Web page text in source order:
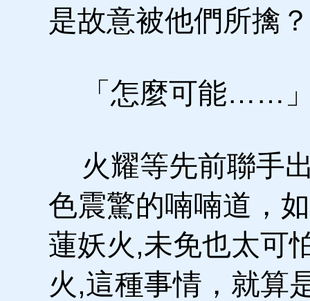
是故意被他們所擒？
「怎麼可能……
火耀等先前聯手
色震驚的喃喃道，
蓮妖火,未免也太可
火,這種事情，就算